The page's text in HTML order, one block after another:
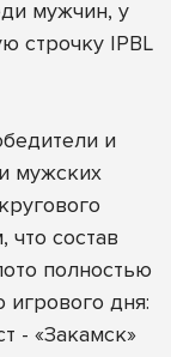
мужчин, у
строчку IPBL
и
мужских
что состав
полностью
дня:
- «Закамск»